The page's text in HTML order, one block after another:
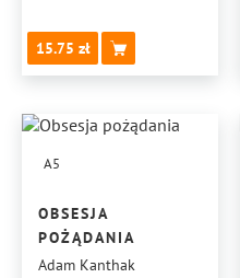
15.75
A5
OBSESJA
POŻĄDANIA
Adam Kanthak